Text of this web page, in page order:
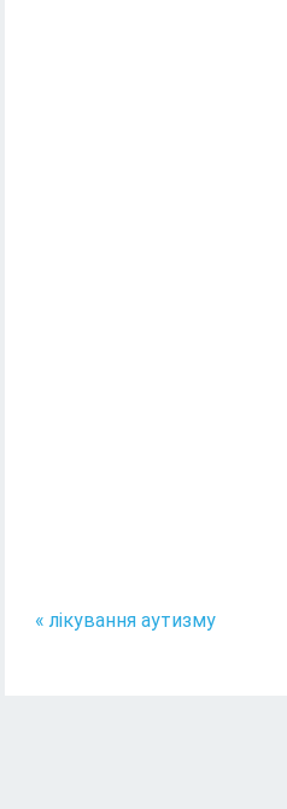
« лікування аутизму